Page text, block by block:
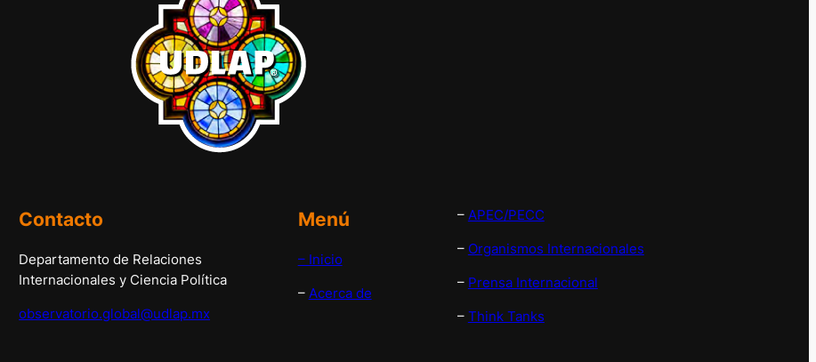
Contacto
Departamento de Relaciones
Internacionales y Ciencia Política
observatorio.global@udlap.mx
Menú
– Inicio
– Acerca de
– APEC/PECC
– Organismos Internacionales
– Prensa Internacional
– Think Tanks